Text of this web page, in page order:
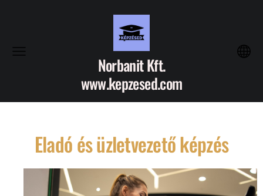
Norbanit Kft.
www.kepzesed.com
Eladó és üzletvezető képzés